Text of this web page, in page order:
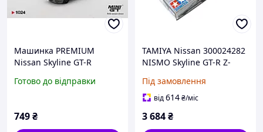
Машинка PREMIUM
Nissan Skyline GT-R
Dark Metal Gray (1:64)
Готово до відправки
749₴
TAMIYA Nissan 300024282
NISMO Skyline GT-R Z-
автомобіля набір 1:24
Під замовлення
від614₴/міс
3 684₴